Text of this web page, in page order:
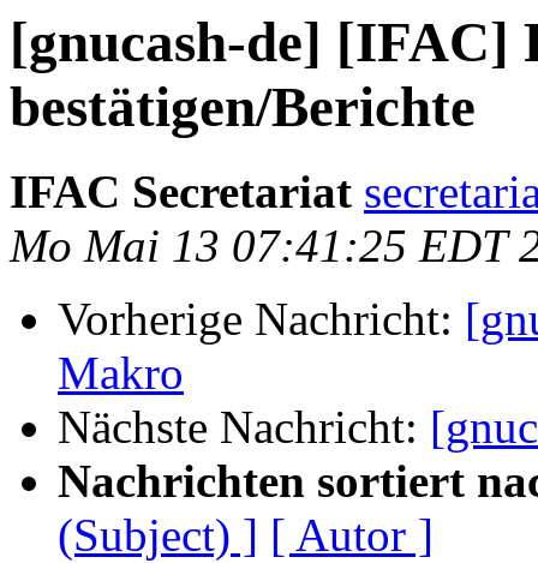
[gnucash-de] [IFAC]
bestätigen/Berichte
IFAC Secretariat
Mo Mai 13 07:41:25 EDT
Vorherige Nachricht:
Makro
Nächste Nachricht:
Nachrichten sortiert
(Subject) ] [ Autor ]